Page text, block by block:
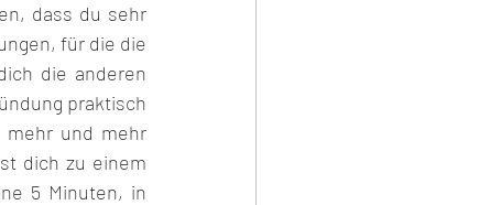
dass du sehr
für die die
die anderen
praktisch
mehr und mehr
dich zu einem
5 Minuten, in